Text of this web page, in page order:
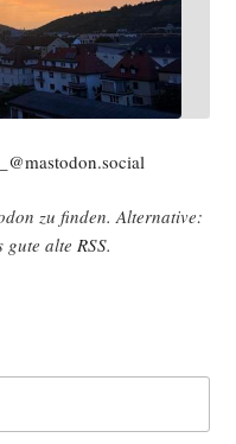
zu fin­den. Alter­na­ti­ve:
gute alte RSS.